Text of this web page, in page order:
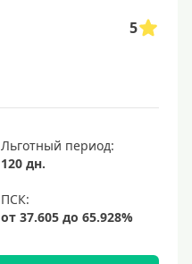
5
Льготный период:
120 дн.